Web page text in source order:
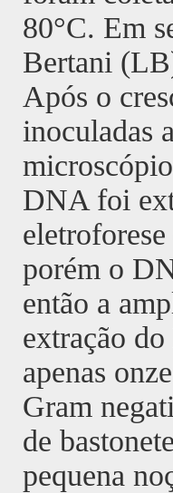
80°C. Em
Bertani
Após o
inoculadas
DNA foi
porém o
então a
extração
apenas
Gram
de
pequena